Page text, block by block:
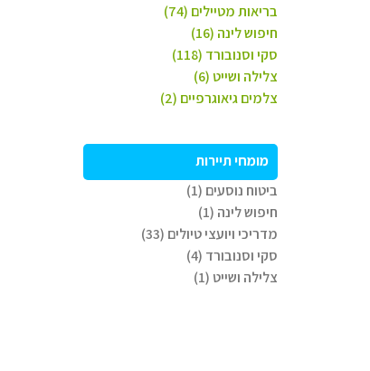
בריאות מטיילים (74)
חיפוש לינה (16)
סקי וסנובורד (118)
צלילה ושייט (6)
צלמים גיאוגרפיים (2)
מומחי תיירות
ביטוח נוסעים (1)
חיפוש לינה (1)
מדריכי ויועצי טיולים (33)
סקי וסנובורד (4)
צלילה ושייט (1)